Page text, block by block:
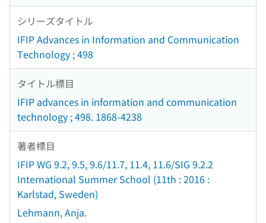
シリーズタイトル
IFIP Advances in Information and Communication
Technology ; 498
タイトル標目
IFIP advances in information and communication
technology ; 498. 1868-4238
著者標目
IFIP WG 9.2, 9.5, 9.6/11.7, 11.4, 11.6/SIG 9.2.2
International Summer School (11th : 2016 :
Karlstad, Sweden)
Lehmann, Anja.